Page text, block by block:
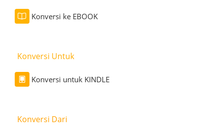
Konversi ke EBOOK
Konversi Untuk
Konversi untuk KINDLE
Konversi Dari